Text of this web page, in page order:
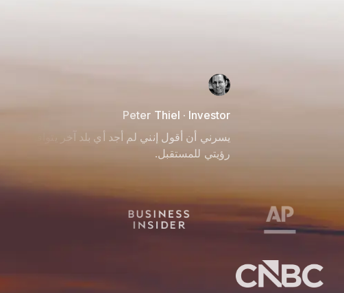
Peter Thiel · Investor
يسرني أن أقول إنني لم أجد أي بلد آخر يتوافق أكثر
رؤيتي للمستقبل.